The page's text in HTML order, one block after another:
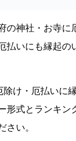
の神社・お寺に
払いにも縁起の
除け・厄払いに
形式とランキン
さい。